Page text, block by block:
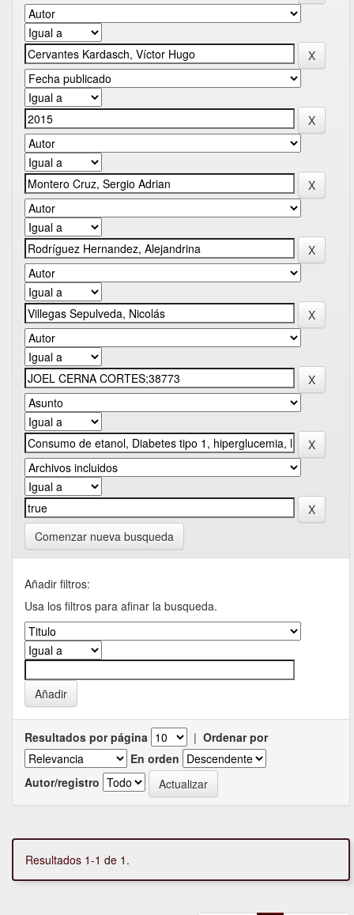
Comenzar nueva busqueda
Añadir filtros:
Usa los filtros para afinar la busqueda.
Resultados por página | Ordenar por
En orden
Autor/registro
Resultados 1-1 de 1.